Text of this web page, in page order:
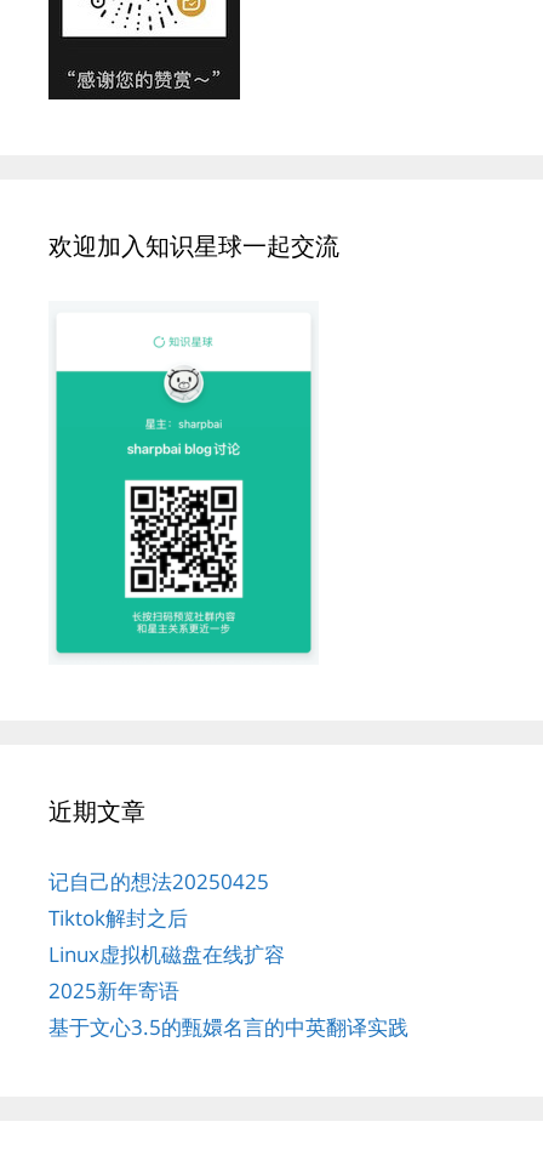
欢迎加入知识星球一起交流
近期文章
记自己的想法20250425
Tiktok解封之后
Linux虚拟机磁盘在线扩容
2025新年寄语
基于文心3.5的甄嬛名言的中英翻译实践